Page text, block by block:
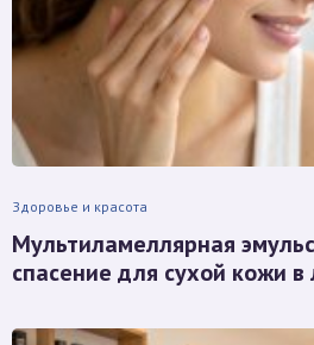
Здоровье и красота
Мультиламеллярная
спасение для сухой кожи